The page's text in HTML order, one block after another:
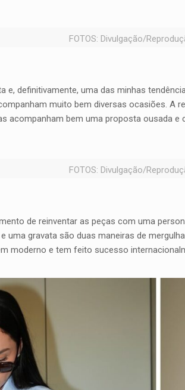
FOTOS: Divulgação/
e, definitivamente, uma das minhas
muito bem diversas ocasiões. A
acompanham bem uma proposta ousada e
FOTOS: Divulgação/
de reinventar as peças com uma
gravata são duas maneiras de
moderno e tem feito sucesso